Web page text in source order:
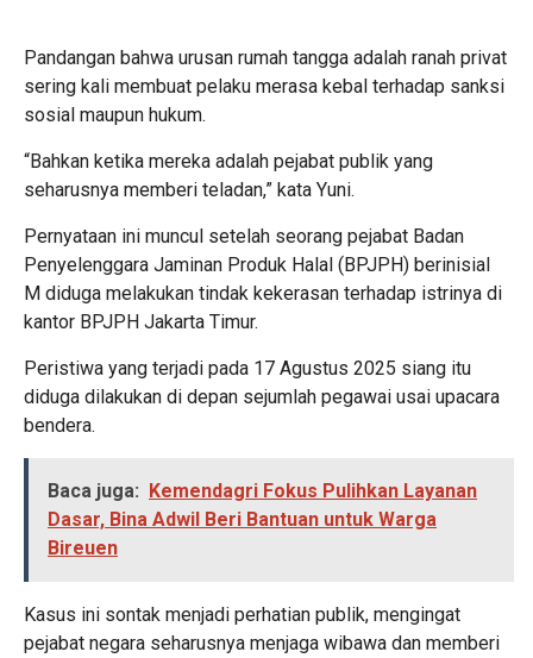
Pandangan bahwa urusan rumah tangga adalah ranah privat
sering kali membuat pelaku merasa kebal terhadap sanksi
sosial maupun hukum.
“Bahkan ketika mereka adalah pejabat publik yang
seharusnya memberi teladan,” kata Yuni.
Pernyataan ini muncul setelah seorang pejabat Badan
Penyelenggara Jaminan Produk Halal (BPJPH) berinisial
M diduga melakukan tindak kekerasan terhadap istrinya di
kantor BPJPH Jakarta Timur.
Peristiwa yang terjadi pada 17 Agustus 2025 siang itu
diduga dilakukan di depan sejumlah pegawai usai upacara
bendera.
Baca juga: Kemendagri Fokus Pulihkan Layanan
Dasar, Bina Adwil Beri Bantuan untuk Warga
Bireuen
Kasus ini sontak menjadi perhatian publik, mengingat
pejabat negara seharusnya menjaga wibawa dan memberi